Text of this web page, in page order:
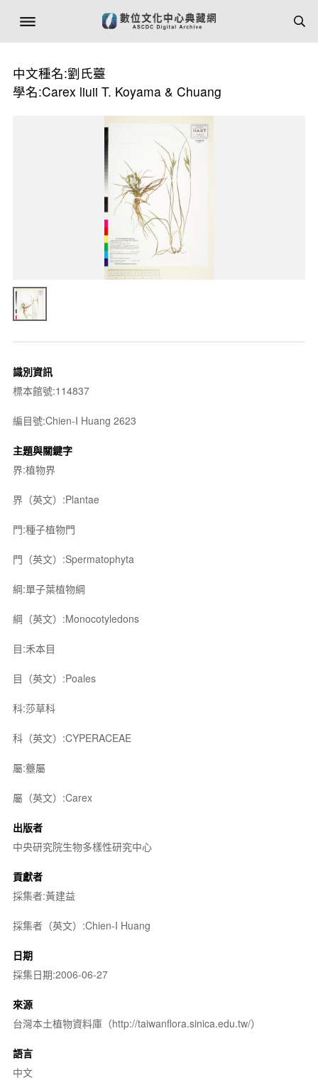
中文種名:劉氏薹
學名:Carex liuii T. Koyama & Chuang
識別資訊
標本館號:114837
編目號:Chien-I Huang 2623
主題與關鍵字
界:植物界
界（英文）:Plantae
門:種子植物門
門（英文）:Spermatophyta
綱:單子葉植物綱
綱（英文）:Monocotyledons
目:禾本目
目（英文）:Poales
科:莎草科
科（英文）:CYPERACEAE
屬:薹屬
屬（英文）:Carex
出版者
中央研究院生物多樣性研究中心
貢獻者
採集者:黃建益
採集者（英文）:Chien-I Huang
日期
採集日期:2006-06-27
來源
台灣本土植物資料庫（http://taiwanflora.sinica.edu.tw/）
語言
中文